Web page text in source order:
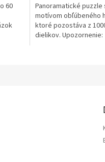
60
Panoramatické puzzle
motívom obľúbeného
ktoré pozostáva z
dielikov. Upozornenie: